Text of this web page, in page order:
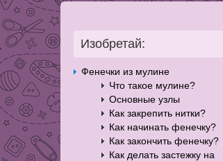
Изобретай:
Фенечки из мулине
Что такое мулине?
Основные узлы
Как закрепить нитки?
Как начинать фенечку?
Как закончить фенечку?
Как делать застежку на